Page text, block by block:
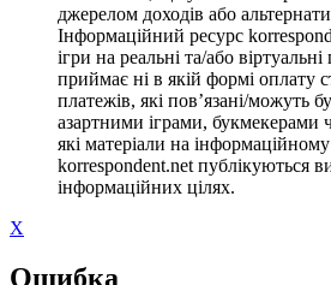
джерелом доходів або
Інформаційний ресурс
ігри на реальні та/або
приймає ні в якій формі оплату
платежів, які пов’язані/можуть
азартними іграми, букмекерами
які матеріали на інформаційному
korrespondent.net публікуються
інформаційних цілях.
X
Ошибка